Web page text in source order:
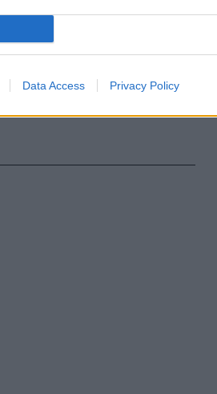
Data Access Privacy Policy